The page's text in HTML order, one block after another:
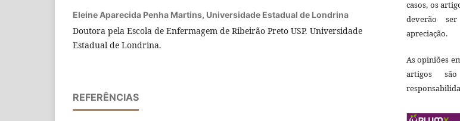
Eleine Aparecida Penha Martins, Universidade Estadual de Londrina
Doutora pela Escola de Enfermagem de Ribeirão Preto USP. Universidade
Estadual de Londrina.
REFERÊNCIAS
casos, os
deverão
apreciação.
As opiniões
artigos